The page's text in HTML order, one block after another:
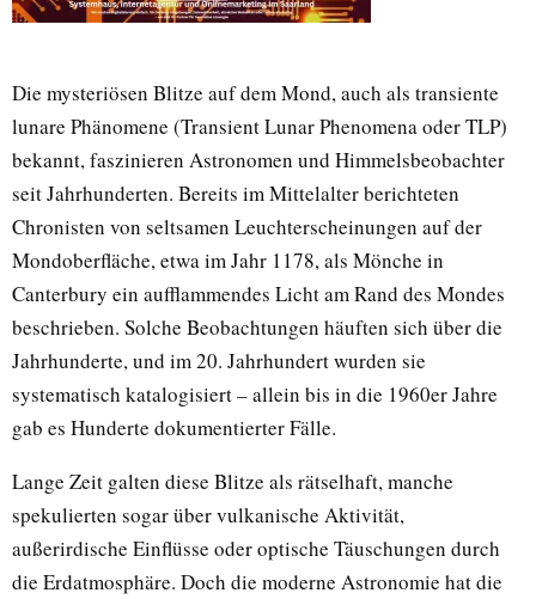
Die mysteriösen Blitze auf dem Mond, auch als transiente
lunare Phänomene (Transient Lunar Phenomena oder TLP)
bekannt, faszinieren Astronomen und Himmelsbeobachter
seit Jahrhunderten. Bereits im Mittelalter berichteten
Chronisten von seltsamen Leuchterscheinungen auf der
Mondoberfläche, etwa im Jahr 1178, als Mönche in
Canterbury ein aufflammendes Licht am Rand des Mondes
beschrieben. Solche Beobachtungen häuften sich über die
Jahrhunderte, und im 20. Jahrhundert wurden sie
systematisch katalogisiert – allein bis in die 1960er Jahre
gab es Hunderte dokumentierter Fälle.
Lange Zeit galten diese Blitze als rätselhaft, manche
spekulierten sogar über vulkanische Aktivität,
außerirdische Einflüsse oder optische Täuschungen durch
die Erdatmosphäre. Doch die moderne Astronomie hat die